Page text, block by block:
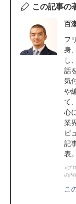
この記事の
百
フ
身
し
話
気
や
て
心
業
ピ
記
表
※プ
の内
こ